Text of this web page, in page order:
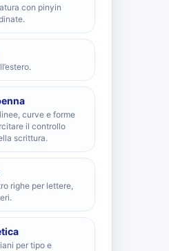
con pinyin
curve e forme
il controllo
scrittura.
righe per lettere,
per tipo e